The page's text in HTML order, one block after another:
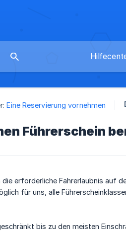
Eine Reservierung vornehmen
Führerschein
die erforderliche Fahrerlaubnis auf
für uns, alle
bis zu den meisten